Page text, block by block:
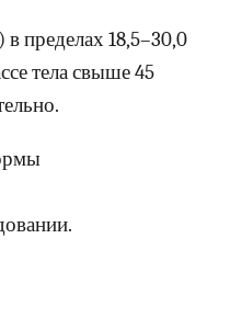
пределах 18,5–30,0
тела свыше 45